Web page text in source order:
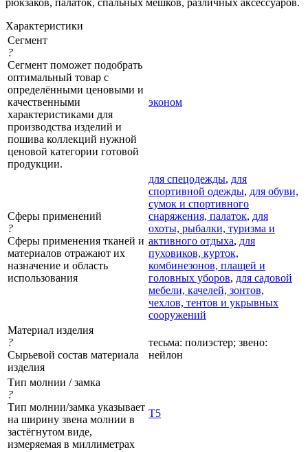
Характеристики
Сегмент
?
Сегмент поможет подобрать
оптимальный товар с
определёнными ценовыми и
качественными
характеристиками для
производства изделий и
пошива коллекций нужной
ценовой категории готовой
продукции.
эконом
Сферы применений
?
Сферы применения тканей и
материалов отражают их
назначение и область
использования
для спецодежды, для
спортивной одежды, для обуви,
сумок и спортивного
снаряжения, палаток, для
охоты, рыбалки, туризма и
активного отдыха, для
пуховиков, курток,
комбинезонов, плащей и
головных уборов, для садовой
мебели, качелей, зонтов,
чехлов, тентов и укрывных
сооружений
Материал изделия
?
Сырьевой состав материала
изделия
тесьма: полиэстер; звено:
нейлон
Тип молнии / замка
?
Тип молнии/замка указывает
на ширину звена молнии в
застёгнутом виде,
измеряемая в миллиметрах
Т5